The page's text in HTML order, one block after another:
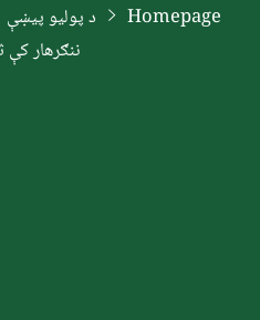
Homepage د پولیو پیښې
ننګرهار